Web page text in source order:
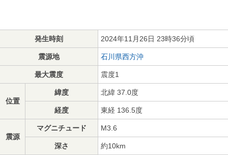
発生時刻 2024年11月26日 23時36分頃
震源地 石川県西方沖
最大震度 震度1
位置
緯度 北緯 37.0度
経度 東経 136.5度
震源
マグニチュード M3.6
深さ 約10km